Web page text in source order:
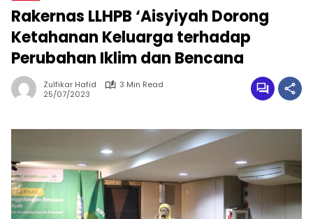
Rakernas LLHPB ‘Aisyiyah Dorong
Ketahanan Keluarga terhadap
Perubahan Iklim dan Bencana
Zulfikar Hafid
3 Min Read
25/07/2023